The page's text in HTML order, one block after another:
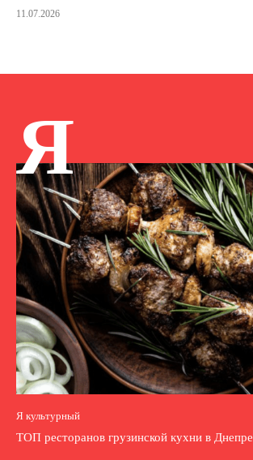
11.07.2026
Я
Я культурный
ТОП ресторанов грузинской кухни в Днепре